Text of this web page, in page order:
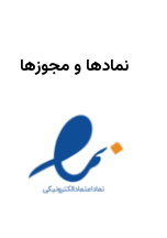
نمادها و مجوزها